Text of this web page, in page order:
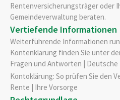
Rentenversicherungsträger oder
Gemeindeverwaltung beraten.
Vertiefende Informationen
Weiterführende Informationen
Kontenklärung finden Sie unter
Fragen und Antworten |
Kontoklärung: So prüfen Sie den
Rente | Ihre Vorsorge